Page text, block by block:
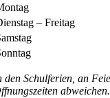
– Freitag
den Schulferien, an
abweichen.